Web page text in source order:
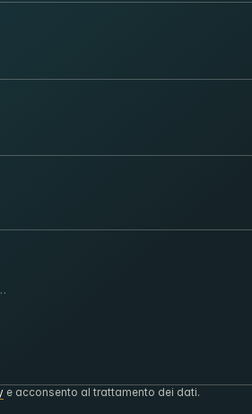
e acconsento al trattamento dei dati.